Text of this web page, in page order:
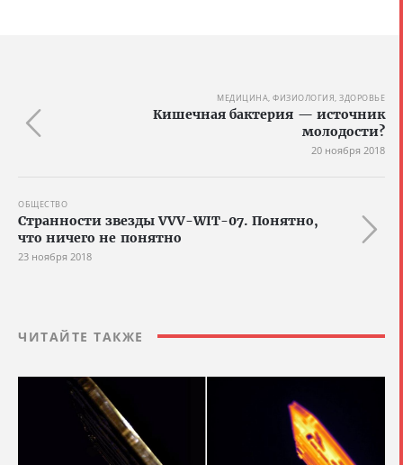
МЕДИЦИНА, ФИЗИОЛОГИЯ, ЗДОРОВЬЕ
Кишечная бактерия — источник
молодости?
20 ноября 2018
ОБЩЕСТВО
Странности звезды VVV-WIT-07. Понятно,
что ничего не понятно
23 ноября 2018
ЧИТАЙТЕ ТАКЖЕ